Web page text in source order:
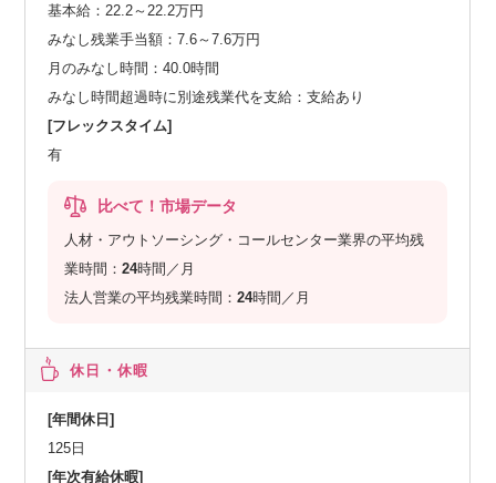
基本給：22.2～22.2万円
みなし残業手当額：7.6～7.6万円
月のみなし時間：40.0時間
みなし時間超過時に別途残業代を支給：支給あり
[フレックスタイム]
有
比べて！市場データ
人材・アウトソーシング・コールセンター業界の平均残
業時間：24時間／月
法人営業の平均残業時間：24時間／月
休日・休暇
[年間休日]
125日
[年次有給休暇]